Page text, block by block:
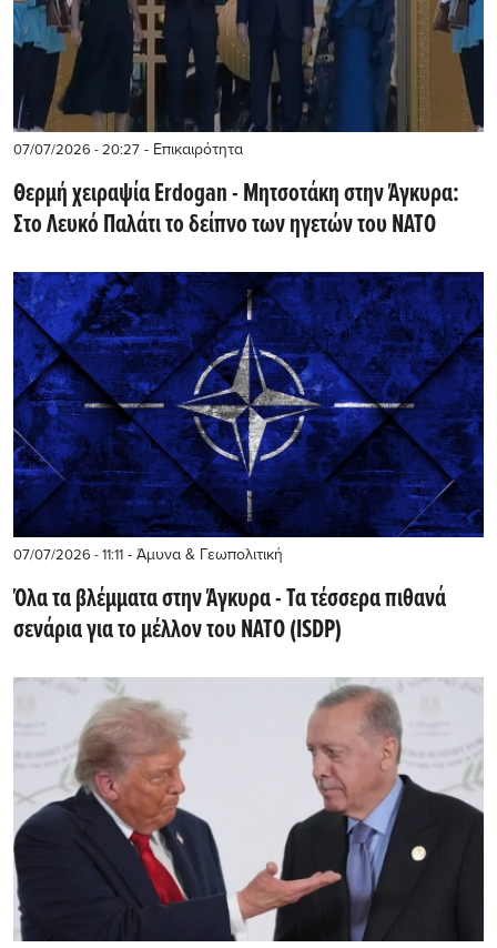
07/07/2026 - 20:27 - Επικαιρότητα
Θερμή χειραψία Erdogan - Μητσοτάκη στην Άγκυρα:
Στο Λευκό Παλάτι το δείπνο των ηγετών του NATO
07/07/2026 - 11:11 - Άμυνα & Γεωπολιτική
Όλα τα βλέμματα στην Άγκυρα - Τα τέσσερα πιθανά
σενάρια για το μέλλον του ΝΑΤΟ (ISDP)